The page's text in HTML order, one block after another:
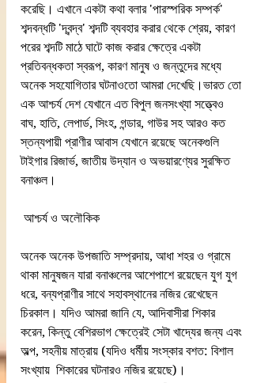
করেছি। এখানে একটা কথা বলার 'পারস্পরিক সম্পর্ক'
শব্দবন্ধটি 'দ্বন্দ্ব' শব্দটি ব্যবহার করার থেকে শ্রেয়, কারণ
পরের শব্দটি মাঠে ঘাটে কাজ করার ক্ষেত্রে একটা
প্রতিবন্ধকতা স্বরূপ, কারণ মানুষ ও জন্তুদের মধ্যে
অনেক সহযোগিতার ঘটনাওতো আমরা দেখেছি।ভারত তো
এক আশ্চর্য দেশ যেখানে এত বিপুল জনসংখ্যা সত্ত্বেও
বাঘ, হাতি, লেপার্ড, সিংহ, গন্ডার, গাউর সহ আরও কত
স্তন্যপায়ী প্রাণীর আবাস যেখানে রয়েছে অনেকগুলি
টাইগার রিজার্ভ, জাতীয় উদ্যান ও অভয়ারণ্যের সুরক্ষিত
বনাঞ্চল।
আশ্চর্য ও অলৌকিক
অনেক অনেক উপজাতি সম্প্রদায়, আধা শহর ও গ্রামে
থাকা মানুষজন যারা বনাঞ্চলের আশেপাশে রয়েছেন যুগ যুগ
ধরে, বন্যপ্রাণীর সাথে সহাবস্থানের নজির রেখেছেন
চিরকাল। যদিও আমরা জানি যে, আদিবাসীরা শিকার
করেন, কিন্তু বেশিরভাগ ক্ষেত্রেই সেটা খাদ্যের জন্য এবং
অল্প, সহনীয় মাত্রায় (যদিও ধর্মীয় সংস্কার বশত: বিশাল
সংখ্যায়  শিকারের ঘটনারও নজির রয়েছে)।